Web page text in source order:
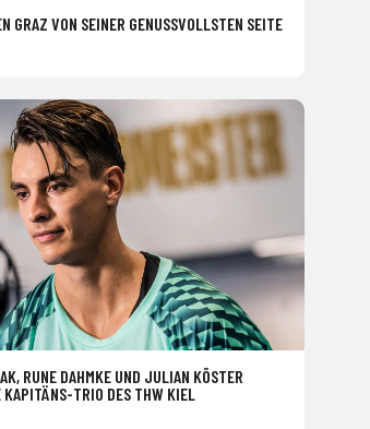
GRAZ VON SEINER GENUSSVOLLSTEN SEITE
RUNE DAHMKE UND JULIAN KÖSTER
KAPITÄNS-TRIO DES THW KIEL